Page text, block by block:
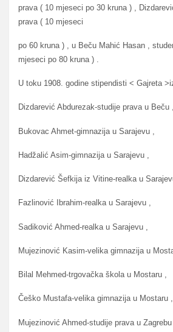
prava ( 10 mjeseci po 30 kruna ) ,
prava ( 10 mjeseci
po 60 kruna ) , u Beču Mahić Hasan ,
mjeseci po 80 kruna ) .
U toku 1908. godine stipendisti < Gajreta
Dizdarević Abdurezak-studije prava u Beču ,
Bukovac Ahmet-gimnazija u Sarajevu ,
Hadžalić Asim-gimnazija u Sarajevu ,
Dizdarević Šefkija iz Vitine-realka u
Fazlinović Ibrahim-realka u Sarajevu ,
Sadiković Ahmed-realka u Sarajevu ,
Mujezinović Kasim-velika gimnazija u
Bilal Mehmed-trgovačka škola u Mostaru ,
Češko Mustafa-velika gimnazija u Mostaru ,
Mujezinović Ahmed-studije prava u Zagrebu ,